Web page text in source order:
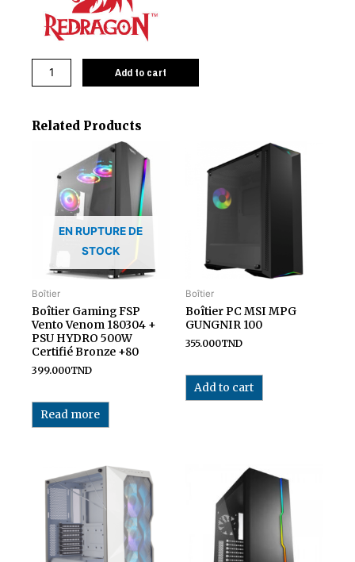
Add to cart
Related Products
EN RUPTURE DE
STOCK
Boîtier
Boîtier Gaming FSP
Vento Venom 180304 +
PSU HYDRO 500W
Certifié Bronze +80
399.000TND
Read more
Boîtier
Boîtier PC MSI MPG
GUNGNIR 100
355.000TND
Add to cart